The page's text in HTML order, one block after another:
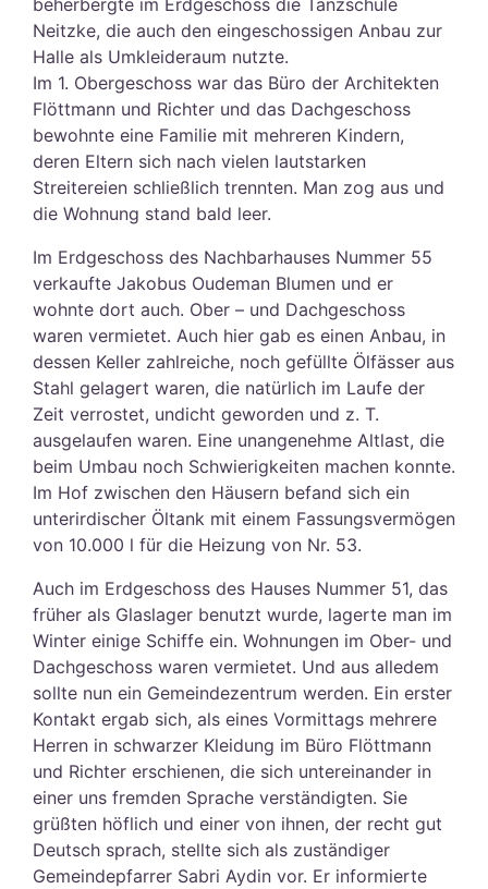
Neitzke, die auch den eingeschossigen Anbau zur
Halle als Umkleideraum nutzte.
Im 1. Obergeschoss war das Büro der Architekten
Flöttmann und Richter und das Dachgeschoss
bewohnte eine Familie mit mehreren Kindern,
deren Eltern sich nach vielen lautstarken
Streitereien schließlich trennten. Man zog aus und
die Wohnung stand bald leer.
Im Erdgeschoss des Nachbarhauses Nummer 55
verkaufte Jakobus Oudeman Blumen und er
wohnte dort auch. Ober – und Dachgeschoss
waren vermietet. Auch hier gab es einen Anbau, in
dessen Keller zahlreiche, noch gefüllte Ölfässer aus
Stahl gelagert waren, die natürlich im Laufe der
Zeit verrostet, undicht geworden und z. T.
ausgelaufen waren. Eine unangenehme Altlast, die
beim Umbau noch Schwierigkeiten machen konnte.
Im Hof zwischen den Häusern befand sich ein
unterirdischer Öltank mit einem Fassungsvermögen
von 10.000 l für die Heizung von Nr. 53.
Auch im Erdgeschoss des Hauses Nummer 51, das
früher als Glaslager benutzt wurde, lagerte man im
Winter einige Schiffe ein. Wohnungen im Ober- und
Dachgeschoss waren vermietet. Und aus alledem
sollte nun ein Gemeindezentrum werden. Ein erster
Kontakt ergab sich, als eines Vormittags mehrere
Herren in schwarzer Kleidung im Büro Flöttmann
und Richter erschienen, die sich untereinander in
einer uns fremden Sprache verständigten. Sie
grüßten höflich und einer von ihnen, der recht gut
Deutsch sprach, stellte sich als zuständiger
Gemeindepfarrer Sabri Aydin vor. Er informierte